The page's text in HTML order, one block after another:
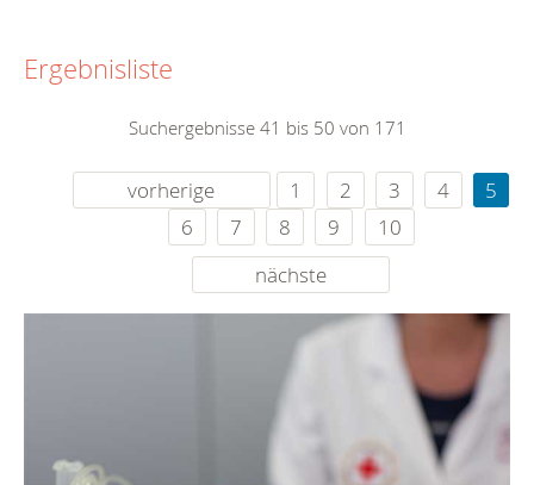
Ergebnisliste
Suchergebnisse 41 bis 50 von 171
vorherige 1 2 3 4
5
6
7 8 9
10
nächste